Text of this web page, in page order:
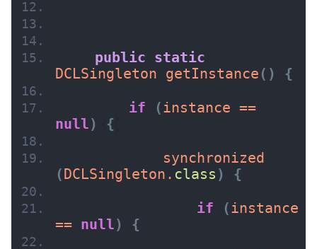
public
static
DCLSingleton getInstance ( ) {
if (
null) {
synchronized
( DCLSingleton. class ) {
if (instance
== null) {